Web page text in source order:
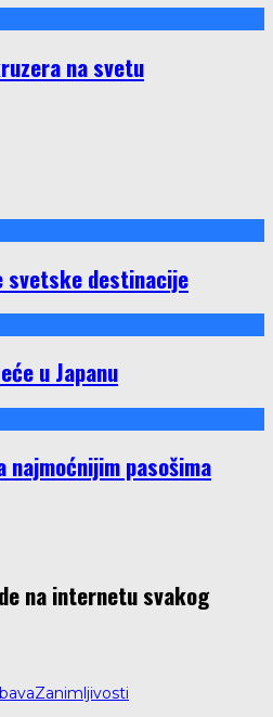
na svetu
svetske destinacije
u Japanu
najmoćnijim pasošima
na internetu svakog
Zanimljivosti